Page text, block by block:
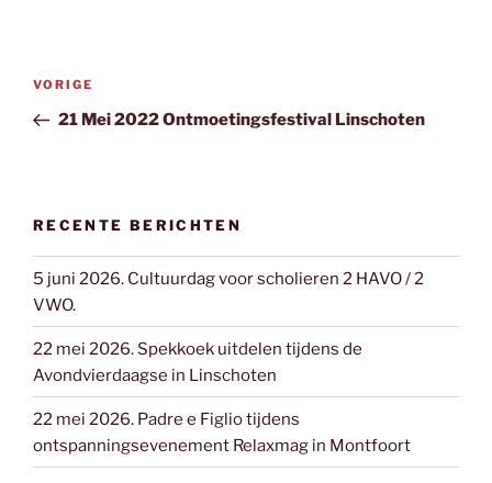
Bericht
Vorig
bericht
VORIGE
21 Mei 2022 Ontmoetingsfestival Linschoten
RECENTE BERICHTEN
5 juni 2026. Cultuurdag voor scholieren 2 HAVO / 2
VWO.
22 mei 2026. Spekkoek uitdelen tijdens de
Avondvierdaagse in Linschoten
22 mei 2026. Padre e Figlio tijdens
ontspanningsevenement Relaxmag in Montfoort